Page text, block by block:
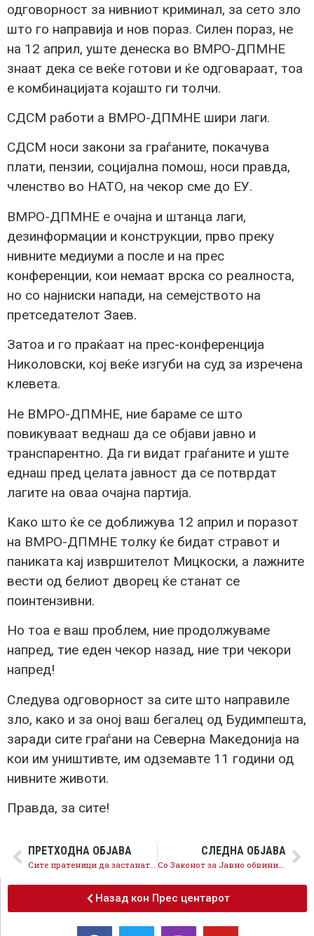
одговорност за нивниот криминал, за сето зло
што го направија и нов пораз. Силен пораз, не
на 12 април, уште денеска во ВМРО-ДПМНЕ
знаат дека се веќе готови и ќе одговараат, тоа
е комбинацијата којашто ги толчи.
СДСМ работи а ВМРО-ДПМНЕ шири лаги.
СДСМ носи закони за граѓаните, покачува
плати, пензии, социјална помош, носи правда,
членство во НАТО, на чекор сме до ЕУ.
ВМРО-ДПМНЕ е очајна и штанца лаги,
дезинформации и конструкции, прво преку
нивните медиуми а после и на прес
конференции, кои немаат врска со реалноста,
но со најниски напади, на семејството на
претседателот Заев.
Затоа и го праќаат на прес-конференција
Николовски, кој веќе изгуби на суд за изречена
клевета.
Не ВМРО-ДПМНЕ, ние бараме се што
повикуваат веднаш да се објави јавно и
транспарентно. Да ги видат граѓаните и уште
еднаш пред целата јавност да се потврдат
лагите на оваа очајна партија.
Како што ќе се доближува 12 април и поразот
на ВМРО-ДПМНЕ толку ќе бидат стравот и
паниката кај извршителот Мицкоски, а лажните
вести од белиот дворец ќе станат се
поинтензивни.
Но тоа е ваш проблем, ние продолжуваме
напред, тие еден чекор назад, ние три чекори
напред!
Следува одговорност за сите што направиле
зло, како и за оној ваш бегалец од Будимпешта,
заради сите граѓани на Северна Македонија на
кои им уништивте, им одземавте 11 години од
нивните животи.
Правда, за сите!
ПРЕТХОДНА ОБЈАВА СЛЕДНА ОБЈАВА
Со Законот за Јавно обвинителство му помагаме на судството да постапи по предметите на СЈО
Назад кон Прес центарот